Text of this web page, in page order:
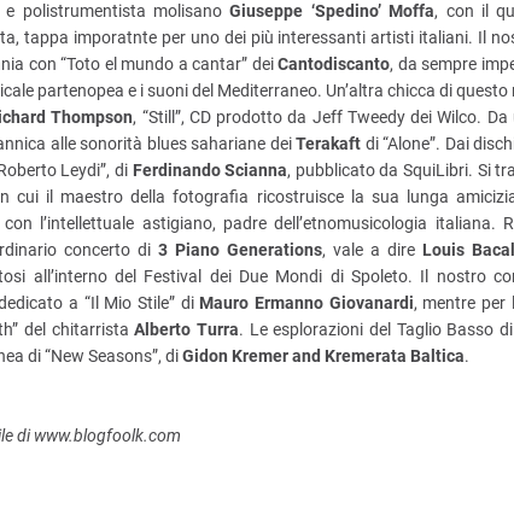
e polistrumentista molisanoGiuseppe ‘Spedino’ Moffa, con il
tappa imporatnte per uno dei più interessanti artisti italiani. Il
con “Toto el mundo a cantar” deiCantodiscanto, da sempre
partenopea e i suoni del Mediterraneo. Un’altra chicca di questo
Thompson, “Still”, CD prodotto da Jeff Tweedy dei Wilco.
alle sonorità blues sahariane deiTerakaft di “Alone”. Dai
Leydi”, di Ferdinando Scianna, pubblicato da SquiLibri. Si
cui il maestro della fotografia ricostruisce la sua lunga
l’intellettuale astigiano, padre dell’etnomusicologia italiana.
concerto di3 Piano Generations, vale a dire Louis
all’interno del Festival dei Due Mondi di Spoleto. Il nostro
a “Il Mio Stile” di Mauro Ermanno Giovanardi, mentre per
del chitarristaAlberto Turra. Le esplorazioni del Taglio Basso
di “New Seasons”, diGidon Kremer and Kremerata Baltica.
di www.blogfoolk.com